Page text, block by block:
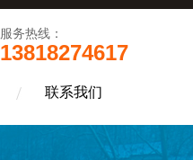
服务热线：
13818274617
联系我们